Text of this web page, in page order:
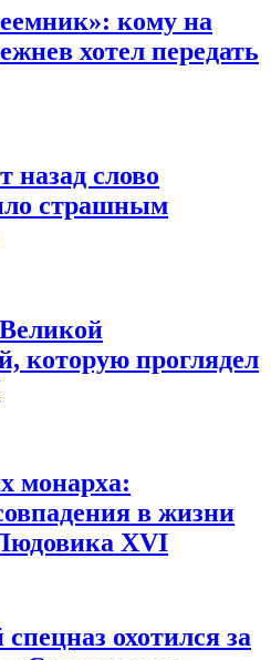
кому на
хотел передать
назад слово
страшным
которую проглядел
монарха:
в жизни
XVI
охотился за